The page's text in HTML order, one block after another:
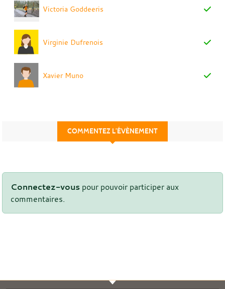
Victoria Goddeeris
Virginie Dufrenois
Xavier Muno
COMMENTEZ L’ÉVÈNEMENT
Connectez-vous pour pouvoir participer aux
commentaires.